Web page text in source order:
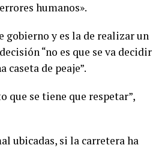
humanos».
gobierno y es la de realizar un
“no es que se va decidir
de peaje”.
que se tiene que respetar”,
ubicadas, si la carretera ha